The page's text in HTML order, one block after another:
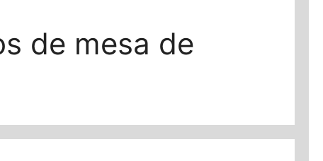
de mesa de